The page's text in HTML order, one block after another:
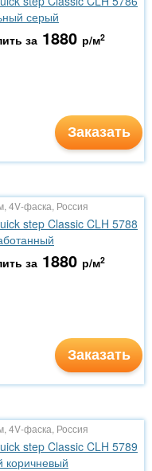
серый
за 1880 р/м2
Заказать
4V-фаска, Россия
step Classic CLH 5788
за 1880 р/м2
Заказать
4V-фаска, Россия
step Classic CLH 5789
коричневый